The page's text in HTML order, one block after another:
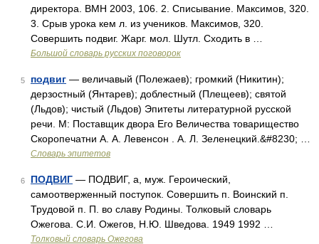
директора. ВМН 2003, 106. 2. Списывание. Максимов, 320.
3. Срыв урока кем л. из учеников. Максимов, 320.
Совершить подвиг. Жарг. мол. Шутл. Сходить в …
Большой словарь русских поговорок
5 подвиг — величавый (Полежаев); громкий (Никитин);
дерзостный (Янтарев); доблестный (Плещеев); святой
(Льдов); чистый (Льдов) Эпитеты литературной русской
речи. М: Поставщик двора Его Величества товарищество
Скоропечатни А. А. Левенсон . А. Л. Зеленецкий.&#8230; …
Словарь эпитетов
6 ПОДВИГ — ПОДВИГ, а, муж. Героический,
самоотверженный поступок. Совершить п. Воинский п.
Трудовой п. П. во славу Родины. Толковый словарь
Ожегова. С.И. Ожегов, Н.Ю. Шведова. 1949 1992 …
Толковый словарь Ожегова